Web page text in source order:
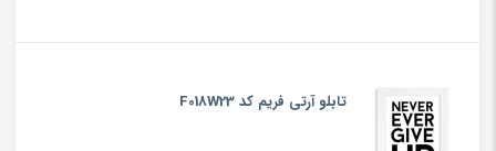
تابلو آرتی فریم کد F018W23